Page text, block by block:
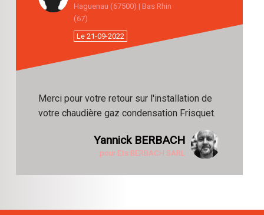
Haguenau (67500) | Bas Rhin
(67)
Le 21-09-2022
Merci pour votre retour sur l'installation de
votre chaudière gaz condensation Frisquet.
Yannick BERBACH
pour Ets BERBACH SARL